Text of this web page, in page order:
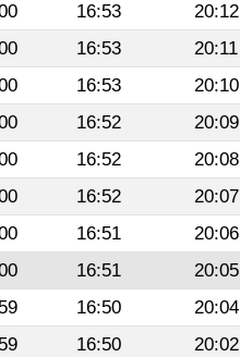
16:53 20:12
16:53 20:11
16:53 20:10
16:52 20:09
16:52 20:08
16:52 20:07
16:51 20:06
16:51 20:05
16:50 20:04
16:50 20:02